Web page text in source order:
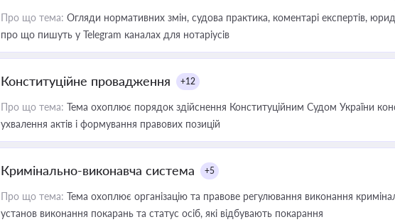
Про що тема: Огляди нормативних змін, судова практика, коментарі експертів,
про що пишуть у Telegram каналах для нотаріусів
Конституційне провадження +12
Про що тема: Тема охоплює порядок здійснення Конституційним Судом України
ухвалення актів і формування правових позицій
Кримінально-виконавча система +5
Про що тема: Тема охоплює організацію та правове регулювання виконання
установ виконання покарань та статус осіб, які відбувають покарання